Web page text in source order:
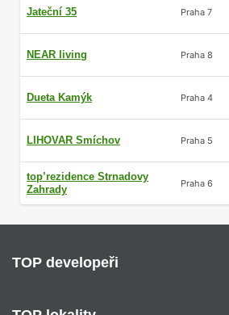
Jateční 35 Praha 7
NEAR living Praha 8
Dueta Kamýk Praha 4
LIHOVAR Smíchov Praha 5
top’rezidence Strnadovy
Zahrady
Praha 6
TOP developeři